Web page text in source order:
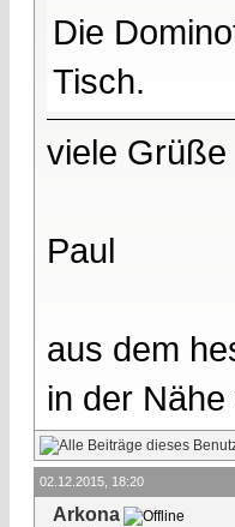
Die
Tisch.
viele Grüße
Paul
aus dem
in der
02.12.2015, 18:20
Arkona